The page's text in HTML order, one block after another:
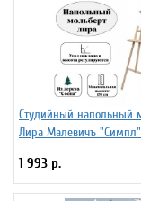
Студийный напольный
Лира Малевичъ "Симпл"
1 993 р.